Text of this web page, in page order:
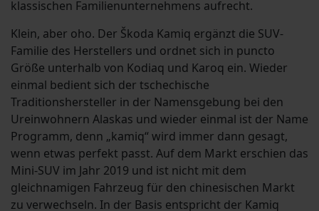
klassischen Familienunternehmens aufrecht.
Klein, aber oho. Der Škoda Kamiq ergänzt die SUV-
Familie des Herstellers und ordnet sich in puncto
Größe unterhalb von Kodiaq und Karoq ein. Wieder
einmal bedient sich der tschechische
Traditionshersteller in der Namensgebung bei den
Ureinwohnern Alaskas und wieder einmal ist der Name
Programm, denn „kamiq“ wird immer dann gesagt,
wenn etwas perfekt passt. Auf dem Markt erschien das
Mini-SUV im Jahr 2019 und ist nicht mit dem
gleichnamigen Fahrzeug für den chinesischen Markt
zu verwechseln. In der Basis entspricht der Kamiq